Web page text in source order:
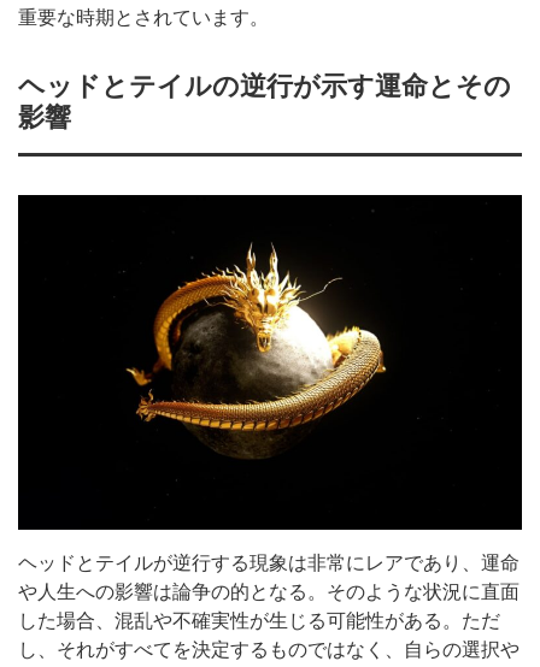
重要な時期とされています。
ヘッドとテイルの逆行が示す運命とその
影響
ヘッドとテイルが逆行する現象は非常にレアであり、運命
や人生への影響は論争の的となる。そのような状況に直面
した場合、混乱や不確実性が生じる可能性がある。ただ
し、それがすべてを決定するものではなく、自らの選択や